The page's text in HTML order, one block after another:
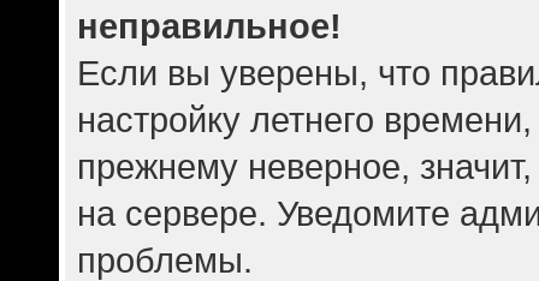
неправильное!
Если вы уверены, что
настройку летнего
прежнему неверное,
на сервере. Уведомите
проблемы.